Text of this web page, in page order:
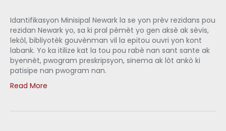
Idantifikasyon Minisipal Newark la se yon prèv rezidans pou
rezidan Newark yo, sa ki pral pèmèt yo gen aksè ak sèvis,
lekòl, bibliyotèk gouvènman vil la epitou ouvri yon kont
labank. Yo ka itilize kat la tou pou rabè nan sant sante ak
byennèt, pwogram preskripsyon, sinema ak lòt ankò ki
patisipe nan pwogram nan.
Read More